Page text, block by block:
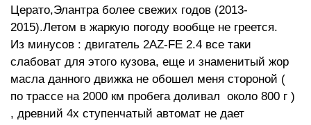
Церато,Элантра более свежих годов (2013-
2015).Летом в жаркую погоду вообще не греется.
Из минусов : двигатель 2АZ-FE 2.4 все таки
слабоват для этого кузова, еще и знаменитый жор
масла данного движка не обошел меня стороной (
по трассе на 2000 км пробега доливал около 800 г )
, древний 4х ступенчатый автомат не дает